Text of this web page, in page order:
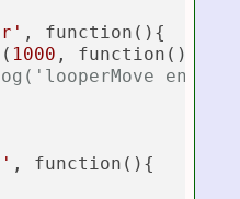
, function(){
( 1000 , function(){
, function(){